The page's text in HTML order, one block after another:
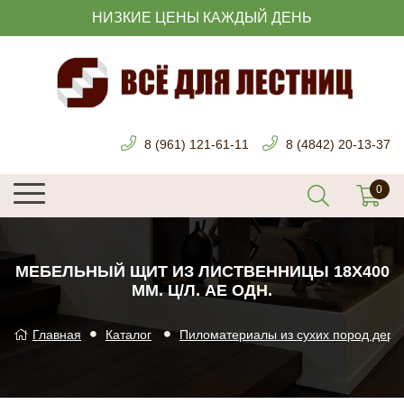
НИЗКИЕ ЦЕНЫ КАЖДЫЙ ДЕНЬ
8 (961) 121-61-11 8 (4842) 20-13-37
МЕБЕЛЬНЫЙ ЩИТ ИЗ ЛИСТВЕННИЦЫ 18Х400
ММ. Ц/Л. AЕ ОДН.
Главная Каталог Пиломатериалы из сухих пород